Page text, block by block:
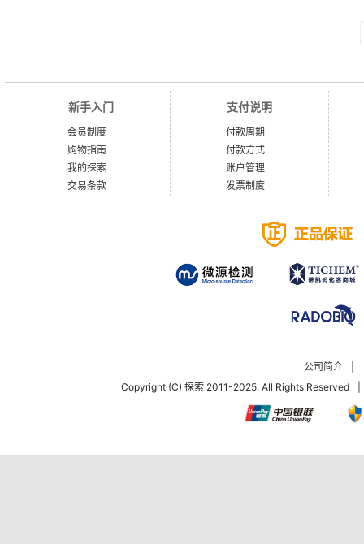
新手入门
会员制度
购物指南
我的探索
交易条款
支付说明
付款周期
付款方式
账户管理
发票制度
公司简介
Copyright (C) 探索 2011-2025, All Rights Reserved